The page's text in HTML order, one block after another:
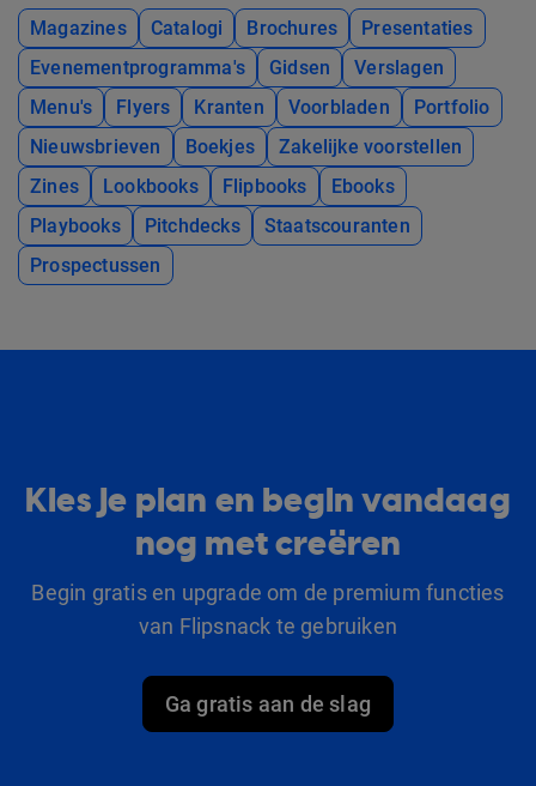
Magazines Catalogi Brochures
Presentaties
Evenementprogramma's
Gidsen
Verslagen
Menu's
Flyers Kranten Voorbladen
Portfolio
Nieuwsbrieven
Boekjes
Zakelijke voorstellen
Zines
Lookbooks Flipbooks
Ebooks
Playbooks
Pitchdecks
Staatscouranten
Prospectussen
Kies je plan en begin vandaag
nog met creëren
Begin gratis en upgrade om de premium functies
van Flipsnack te gebruiken
Ga gratis aan de slag